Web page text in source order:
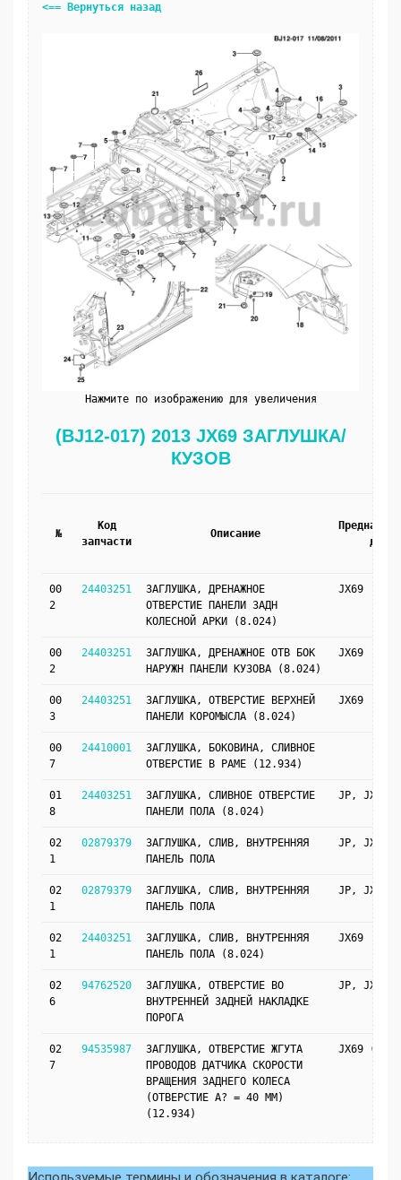
<== Вернуться назад
Нажмите по изображению для увеличения
(BJ12-017) 2013 JX69 ЗАГЛУШКА/
КУЗОВ
№
Код
запчасти
Описание
для
00
2
24403251
ЗАГЛУШКА, ДРЕНАЖНОЕ
ОТВЕРСТИЕ ПАНЕЛИ ЗАДН
КОЛЕСНОЙ АРКИ (8.024)
JX69
00
2
24403251
ЗАГЛУШКА, ДРЕНАЖНОЕ ОТВ БОК
НАРУЖН ПАНЕЛИ КУЗОВА (8.024)
JX69
00
3
24403251
ЗАГЛУШКА, ОТВЕРСТИЕ ВЕРХНЕЙ
ПАНЕЛИ КОРОМЫСЛА (8.024)
JX69
00
7
24410001
ЗАГЛУШКА, БОКОВИНА, СЛИВНОЕ
ОТВЕРСТИЕ В РАМЕ (12.934)
01
8
24403251
ЗАГЛУШКА, СЛИВНОЕ ОТВЕРСТИЕ
ПАНЕЛИ ПОЛА (8.024)
JP, JX69
02
1
02879379
ЗАГЛУШКА, СЛИВ, ВНУТРЕННЯЯ
ПАНЕЛЬ ПОЛА
JP, JX69
02
1
02879379
ЗАГЛУШКА, СЛИВ, ВНУТРЕННЯЯ
ПАНЕЛЬ ПОЛА
JP, JX69
02
1
24403251
ЗАГЛУШКА, СЛИВ, ВНУТРЕННЯЯ
ПАНЕЛЬ ПОЛА (8.024)
JX69
02
6
94762520
ЗАГЛУШКА, ОТВЕРСТИЕ ВО
ВНУТРЕННЕЙ ЗАДНЕЙ НАКЛАДКЕ
ПОРОГА
JP, JX69
02
7
94535987
ЗАГЛУШКА, ОТВЕРСТИЕ ЖГУТА
ПРОВОДОВ ДАТЧИКА СКОРОСТИ
ВРАЩЕНИЯ ЗАДНЕГО КОЛЕСА
(ОТВЕРСТИЕ A? = 40 ММ)
(12.934)
JX69 (J41)